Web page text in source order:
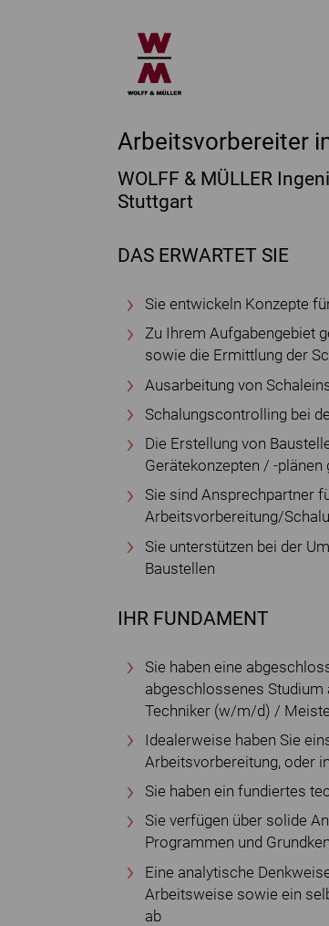
Arbeitsvorbereiter
WOLFF & MÜLLER
Stuttgart
DAS ERWARTET SIE
Sie entwickeln Konzepte
Zu Ihrem Aufgabengebiet
sowie die Ermittlung der
Ausarbeitung von
Schalungscontrolling bei
Die Erstellung von
Gerätekonzepten / -
Sie sind Ansprechpartner
Arbeitsvorbereitung/
Sie unterstützen bei der
Baustellen
IHR FUNDAMENT
Sie haben eine
abgeschlossenes
Techniker (w/m/d) /
Idealerweise haben Sie
Arbeitsvorbereitung, oder
Sie haben ein fundiertes
Sie verfügen über solide
Programmen und
Eine analytische
Arbeitsweise sowie ein
ab